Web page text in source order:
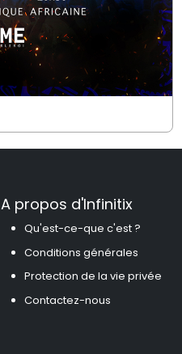
A propos d'Infinitix
Qu'est-ce-que c'est ?
Conditions générales
Protection de la vie privée
Contactez-nous